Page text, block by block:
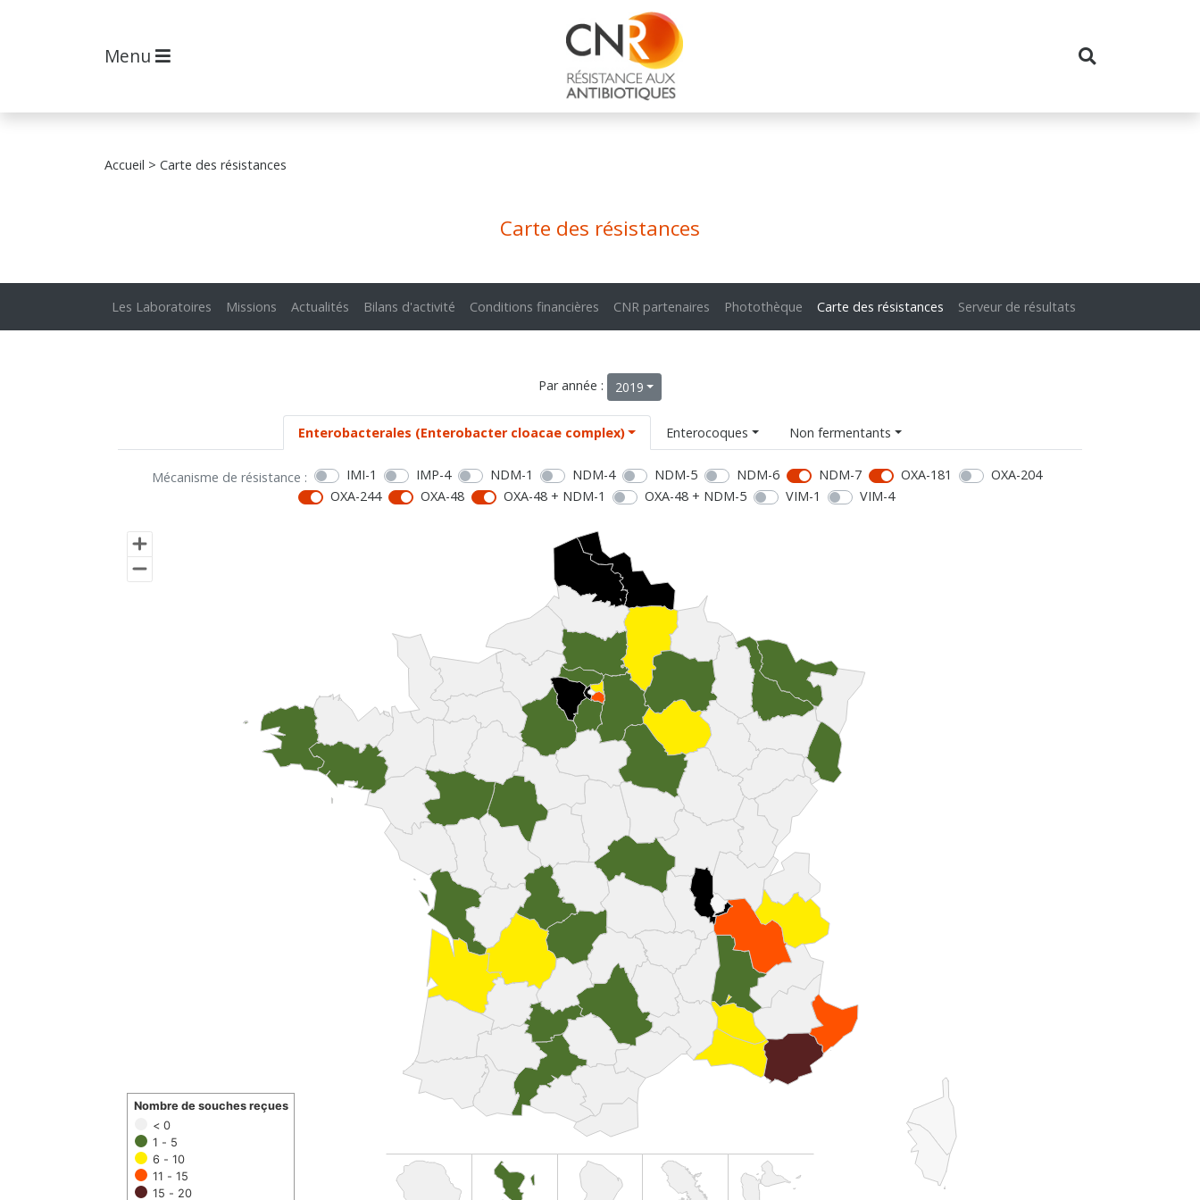
Menu
Accueil > Carte des résistances
Carte des résistances
Les Laboratoires Missions Actualités Bilans d'activité Conditions financières CNR partenaires Photothèque Carte des résistances Serveur de résultats
Par année : 2019
Enterobacterales (Enterobacter cloacae complex) Enterocoques Non fermentants
Mécanisme de résistance : IMI-1 IMP-4 NDM-1 NDM-4 NDM-5 NDM-6 NDM-7 OXA-181
OXA-204
OXA-244
OXA-48 OXA-48 + NDM-1 OXA-48 + NDM-5 VIM-1 VIM-4
< 0
1 - 5
6 - 10
11 - 15
15 - 20
Nombre de souches reçues